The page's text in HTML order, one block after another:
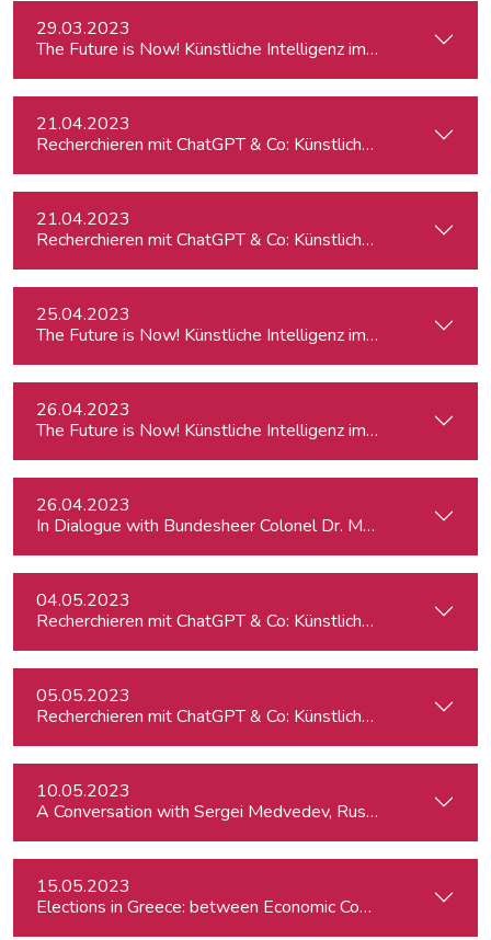
29.03.2023
The Future is Now! Künstliche Intelligenz im Journalismus:
21.04.2023
Recherchieren mit ChatGPT & Co: Künstliche Intelligenz im
21.04.2023
Recherchieren mit ChatGPT & Co: Künstliche Intelligenz im
25.04.2023
The Future is Now! Künstliche Intelligenz im Journalismus:
26.04.2023
The Future is Now! Künstliche Intelligenz im Journalismus:
26.04.2023
In Dialogue with Bundesheer Colonel Dr. Markus Reisner
04.05.2023
Recherchieren mit ChatGPT & Co: Künstliche Intelligenz im
05.05.2023
Recherchieren mit ChatGPT & Co: Künstliche Intelligenz im
10.05.2023
A Conversation with Sergei Medvedev, Russian Historian
15.05.2023
Elections in Greece: between Economic Concerns and the